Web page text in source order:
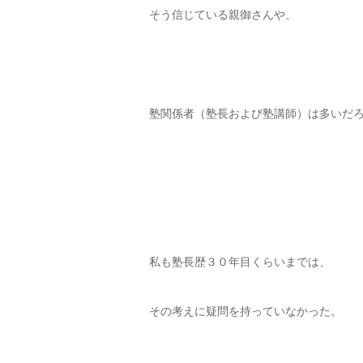
そう信じている親御さんや、
塾関係者（塾長および塾講師）は多いだ
私も塾長歴３０年目くらいまでは、
その考えに疑問を持っていなかった。